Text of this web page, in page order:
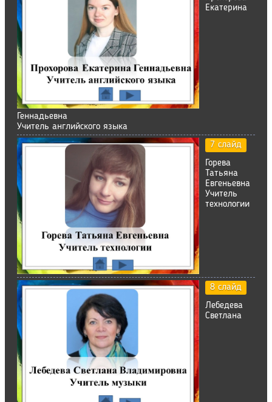
Екатерина
Геннадьевна
Учитель английского языка
7 слайд
Горева
Татьяна
Евгеньевна
Учитель
технологии
8 слайд
Лебедева
Светлана